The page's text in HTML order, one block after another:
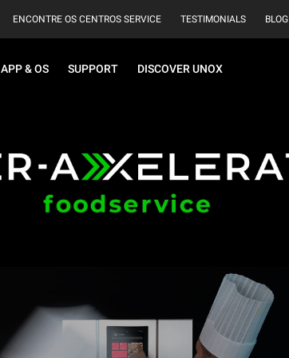
ENCONTRE OS CENTROS SERVICE TESTIMONIALS BLOG
APP & OS SUPPORT DISCOVER UNOX